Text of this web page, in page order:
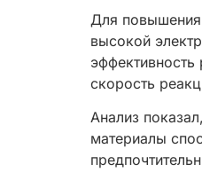
Для повышения
высокой
эффективность
скорость
Анализ
материалы